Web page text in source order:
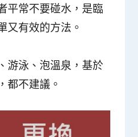
平常不要碰水，是臨
又有效的方法。
游泳、泡溫泉，基於
都不建議。